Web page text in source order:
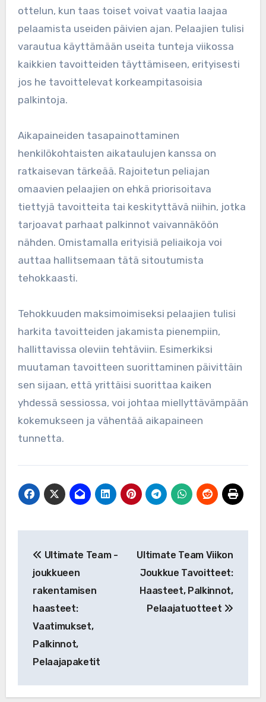
ottelun, kun taas toiset voivat vaatia laajaa
pelaamista useiden päivien ajan. Pelaajien tulisi
varautua käyttämään useita tunteja viikossa
kaikkien tavoitteiden täyttämiseen, erityisesti
jos he tavoittelevat korkeampitasoisia
palkintoja.
Aikapaineiden tasapainottaminen
henkilökohtaisten aikataulujen kanssa on
ratkaisevan tärkeää. Rajoitetun peliajan
omaavien pelaajien on ehkä priorisoitava
tiettyjä tavoitteita tai keskityttävä niihin, jotka
tarjoavat parhaat palkinnot vaivannäköön
nähden. Omistamalla erityisiä peliaikoja voi
auttaa hallitsemaan tätä sitoutumista
tehokkaasti.
Tehokkuuden maksimoimiseksi pelaajien tulisi
harkita tavoitteiden jakamista pienempiin,
hallittavissa oleviin tehtäviin. Esimerkiksi
muutaman tavoitteen suorittaminen päivittäin
sen sijaan, että yrittäisi suorittaa kaiken
yhdessä sessiossa, voi johtaa miellyttävämpään
kokemukseen ja vähentää aikapaineen
tunnetta.
navigation
Ultimate Team -
joukkueen
rakentamisen
haasteet:
Vaatimukset,
Palkinnot,
Pelaajapaketit
Ultimate Team Viikon
Joukkue Tavoitteet:
Haasteet, Palkinnot,
Pelaajatuotteet